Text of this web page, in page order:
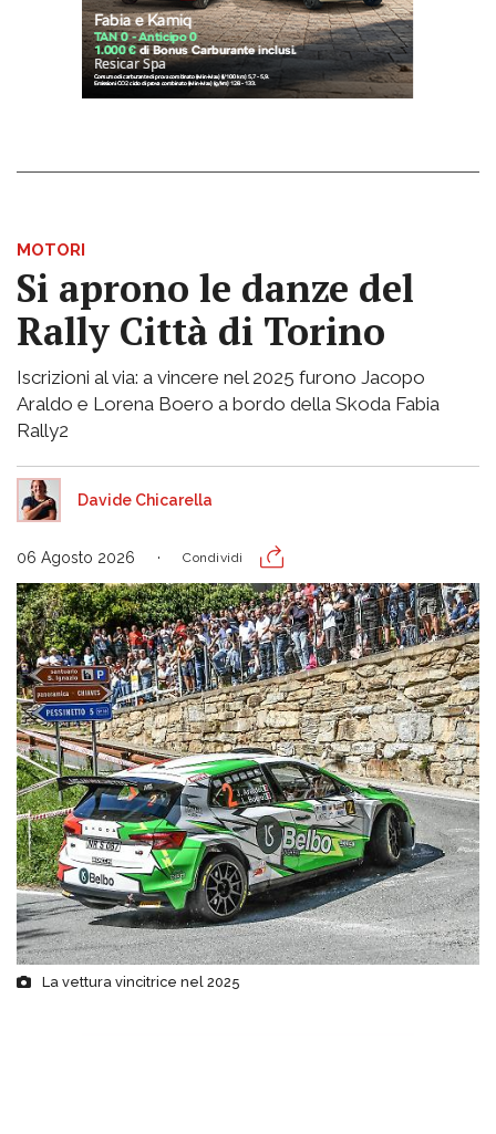
MOTORI
Si aprono le danze del
Rally Città di Torino
Iscrizioni al via: a vincere nel 2025 furono Jacopo
Araldo e Lorena Boero a bordo della Skoda Fabia
Rally2
Davide Chicarella
06 Agosto 2026 Condividi
La vettura vincitrice nel 2025